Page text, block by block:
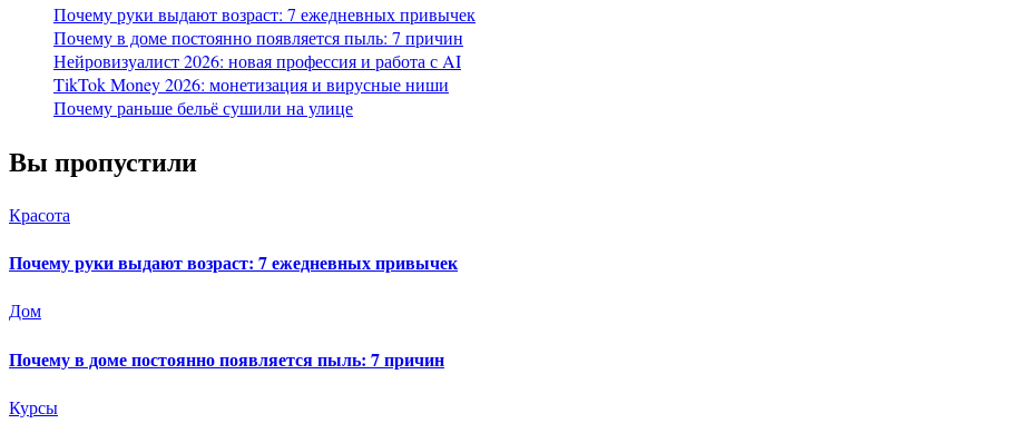
Почему руки выдают возраст: 7 ежедневных привычек
Почему в доме постоянно появляется пыль: 7 причин
Нейровизуалист 2026: новая профессия и работа с AI
TikTok Money 2026: монетизация и вирусные ниши
Почему раньше бельё сушили на улице
Вы пропустили
Красота
Почему руки выдают возраст: 7 ежедневных привычек
Дом
Почему в доме постоянно появляется пыль: 7 причин
Курсы